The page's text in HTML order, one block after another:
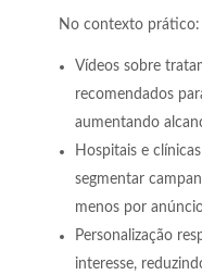
No contexto prático:
Vídeos sobre
recomendados
aumentando
Hospitais e
segmentar
menos por
Personalização
interesse,